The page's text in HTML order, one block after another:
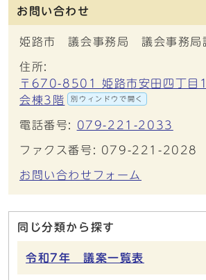
お問い合わせ
姫路市 議会事務局 議会事務局
住所:
〒670-8501 姫路市安田四丁目
会棟3階
別ウィンドウで開く
電話番号: 079-221-2033
ファクス番号: 079-221-2028
お問い合わせフォーム
同じ分類から探す
令和7年 議案一覧表